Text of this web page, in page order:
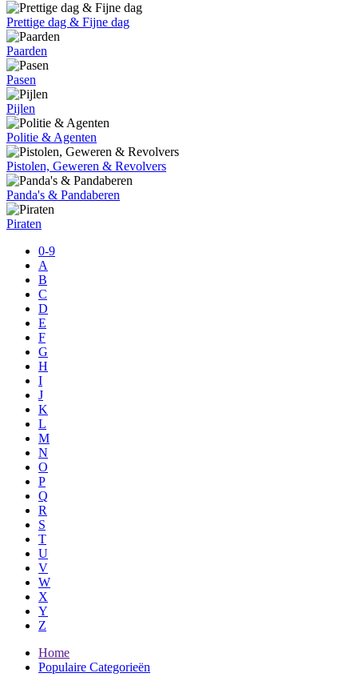
Prettige dag & Fijne dag
Paarden
Pasen
Pijlen
Politie & Agenten
Pistolen, Geweren & Revolvers
Panda's & Pandaberen
Piraten
0-9
A
B
C
D
E
F
G
H
I
J
K
L
M
N
O
P
Q
R
S
T
U
V
W
X
Y
Z
Home
Populaire Categorieën